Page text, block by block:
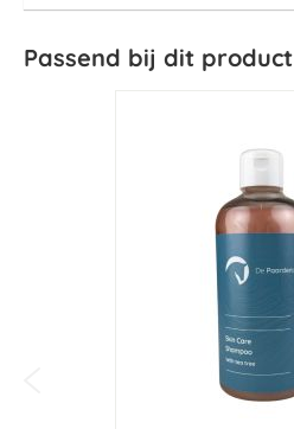
Passend bij dit product